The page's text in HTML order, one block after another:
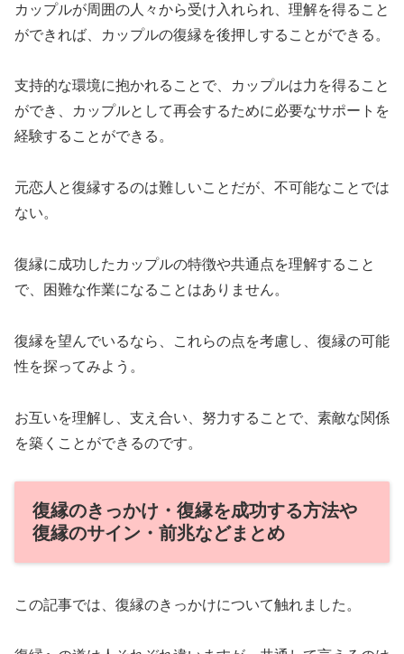
カップルが周囲の人々から受け入れられ、理解を得ること
ができれば、カップルの復縁を後押しすることができる。
支持的な環境に抱かれることで、カップルは力を得ること
ができ、カップルとして再会するために必要なサポートを
経験することができる。
元恋人と復縁するのは難しいことだが、不可能なことでは
ない。
復縁に成功したカップルの特徴や共通点を理解すること
で、困難な作業になることはありません。
復縁を望んでいるなら、これらの点を考慮し、復縁の可能
性を探ってみよう。
お互いを理解し、支え合い、努力することで、素敵な関係
を築くことができるのです。
復縁のきっかけ・復縁を成功する方法や
復縁のサイン・前兆などまとめ
この記事では、復縁のきっかけについて触れました。